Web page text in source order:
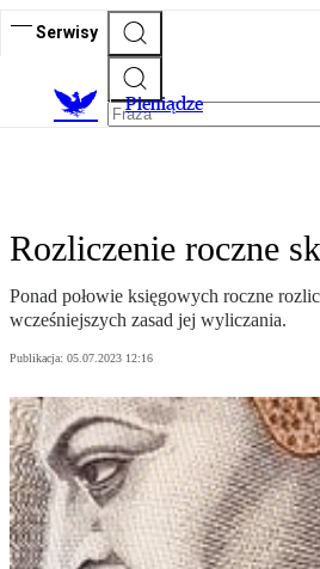
Serwisy
Pieniądze
Rozliczenie roczne
Ponad połowie księgowych roczne
wcześniejszych zasad jej wyliczania.
Publikacja: 05.07.2023 12:16